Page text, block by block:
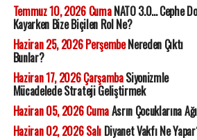
Temmuz 10, 2026 CumaNATO 3.0... Cephe
Kayarken Bize Biçilen Rol Ne?
Haziran 25, 2026 PerşembeNereden Çıktı
Bunlar?
Haziran 17, 2026 ÇarşambaSiyonizmle
Mücadelede Strateji Geliştirmek
Haziran 05, 2026 CumaAsrın Çocuklarına
Haziran 02, 2026 SalıDiyanet Vakfı Ne